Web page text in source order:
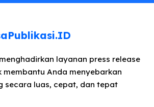
layanan press release
Anda menyebarkan
secara luas, cepat, dan tepat